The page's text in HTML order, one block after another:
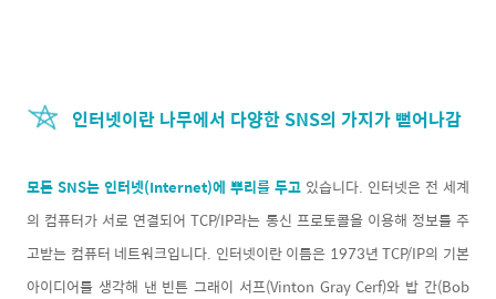
인터넷이란 나무에서 다양한 SNS의 가지가 뻗어나감
모든 SNS는 인터넷(Internet)에 뿌리를 두고 있습니다. 인터넷은 전 세계
의 컴퓨터가 서로 연결되어 TCP/IP라는 통신 프로토콜을 이용해 정보를 주
고받는 컴퓨터 네트워크입니다. 인터넷이란 이름은 1973년 TCP/IP의 기본
아이디어를 생각해 낸 빈튼 그래이 서프(Vinton Gray Cerf)와 밥 간(Bob